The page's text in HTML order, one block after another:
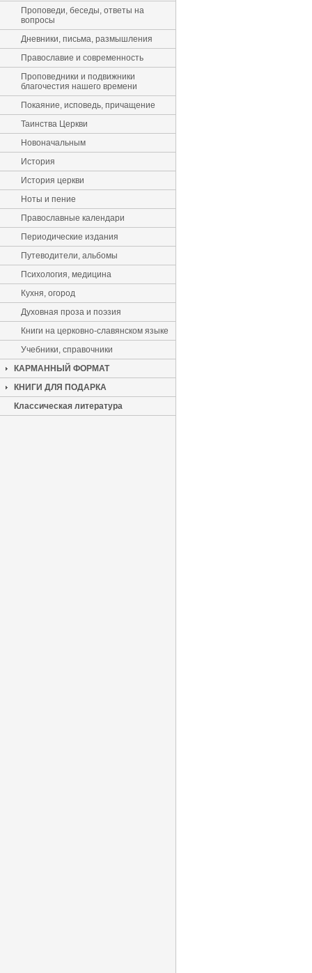
Проповеди, беседы, ответы на
вопросы
Дневники, письма, размышления
Православие и современность
Проповедники и подвижники
благочестия нашего времени
Покаяние, исповедь, причащение
Таинства Церкви
Новоначальным
История
История церкви
Ноты и пение
Православные календари
Периодические издания
Путеводители, альбомы
Психология, медицина
Кухня, огород
Духовная проза и поэзия
Книги на церковно-славянском языке
Учебники, справочники
КАРМАННЫЙ ФОРМАТ
КНИГИ ДЛЯ ПОДАРКА
Классическая литература